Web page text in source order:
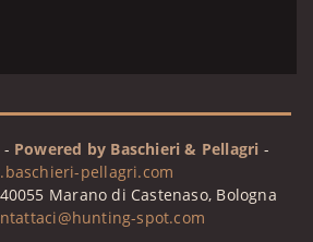
Powered by Baschieri & Pellagri -
pellagri.com
Marano di Castenaso, Bologna
spot.com